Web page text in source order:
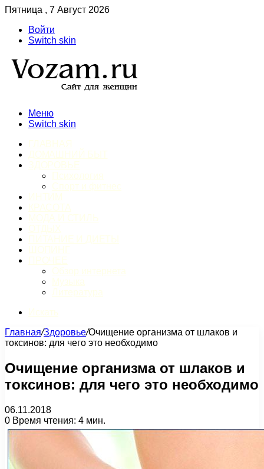
Пятница , 7 Август 2026
Войти
Switch skin
Меню
Switch skin
Главная/Здоровье/Очищение организма от шлаков и
токсинов: для чего это необходимо
Очищение организма от шлаков и
токсинов: для чего это необходимо
06.11.2018
0 Время чтения: 4 мин.